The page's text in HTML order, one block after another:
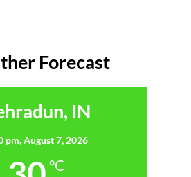
Forecast
IN
pm,August 7, 2026
°C